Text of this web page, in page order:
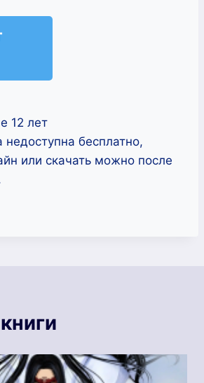
12 лет
бесплатно,
или скачать можно после